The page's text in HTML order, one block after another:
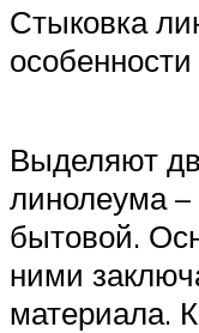
Стыковка
особенности
Выделяют
линолеума
бытовой.
ними
материала.